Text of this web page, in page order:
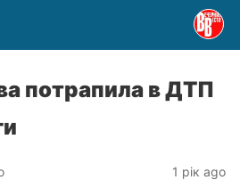
потрапила в ДТП
1 рік ago